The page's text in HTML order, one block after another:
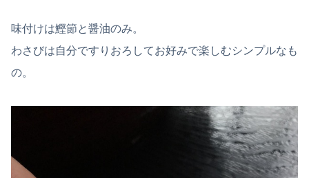
味付けは鰹節と醤油のみ。
わさびは自分ですりおろしてお好みで楽しむシンプルなも
の。